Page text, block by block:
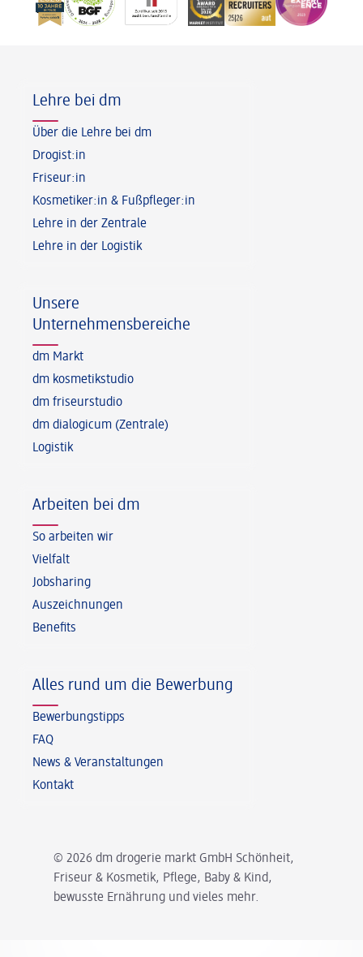
© 2026 dm drogerie markt GmbH Schönheit,
Friseur & Kosmetik, Pflege, Baby & Kind,
bewusste Ernährung und vieles mehr.
Lehre bei dm
Über die Lehre bei dm
Drogist:in
Friseur:in
Kosmetiker:in & Fußpfleger:in
Lehre in der Zentrale
Lehre in der Logistik
Unsere
Unternehmensbereiche
dm Markt
dm kosmetikstudio
dm friseurstudio
dm dialogicum (Zentrale)
Logistik
Arbeiten bei dm
So arbeiten wir
Vielfalt
Jobsharing
Auszeichnungen
Benefits
Alles rund um die Bewerbung
Bewerbungstipps
FAQ
News & Veranstaltungen
Kontakt